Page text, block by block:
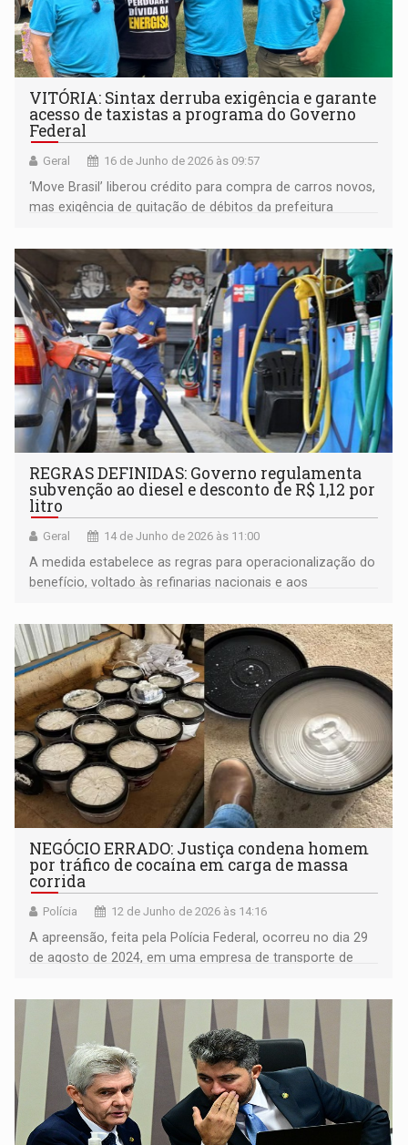
VITÓRIA: Sintax derruba exigência e garante
acesso de taxistas a programa do Governo
Federal
Geral 16 de Junho de 2026 às 09:57
‘Move Brasil’ liberou crédito para compra de carros novos,
mas exigência de quitação de débitos da prefeitura
Velho
REGRAS DEFINIDAS: Governo regulamenta
subvenção ao diesel e desconto de R$ 1,12 por
litro
Geral 14 de Junho de 2026 às 11:00
A medida estabelece as regras para operacionalização do
benefício, voltado às refinarias nacionais e aos
NEGÓCIO ERRADO: Justiça condena homem
por tráfico de cocaína em carga de massa
corrida
Polícia 12 de Junho de 2026 às 14:16
A apreensão, feita pela Polícia Federal, ocorreu no dia 29
de agosto de 2024, em uma empresa de transporte de